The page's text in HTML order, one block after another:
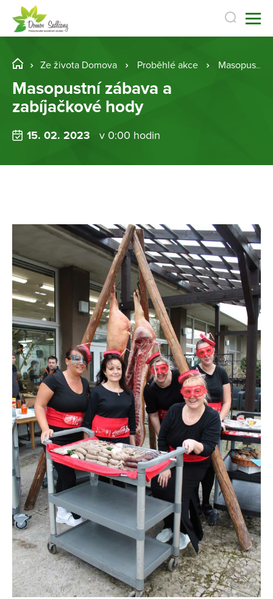
Ze života Domova Proběhlé akce Masopustní zábava a zabíjačkové hody
Masopustní zábava a
zabíjačkové hody
15. 02. 2023 v 0:00 hodin